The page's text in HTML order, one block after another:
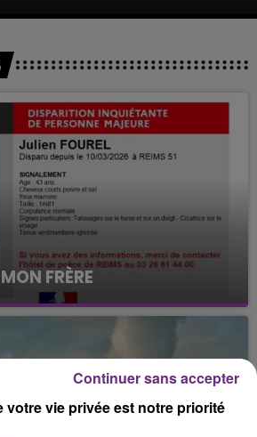
FRÈRE
donné signé de vie depuis 5
ses recherches pour le
votre vie privée est notre priorité
Continuer sans accepter